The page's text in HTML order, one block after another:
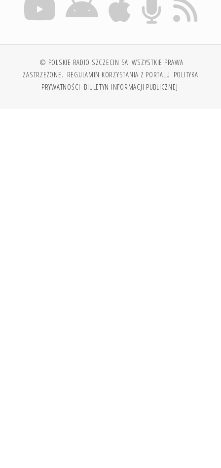
© POLSKIE RADIO SZCZECIN SA. WSZYSTKIE PRAWA
ZASTRZEŻONE. REGULAMIN KORZYSTANIA Z PORTALU POLITYKA
PRYWATNOŚCI BIULETYN INFORMACJI PUBLICZNEJ